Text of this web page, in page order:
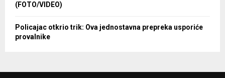
(FOTO/VIDEO)
Policajac otkrio trik: Ova jednostavna prepreka usporiće
provalnike